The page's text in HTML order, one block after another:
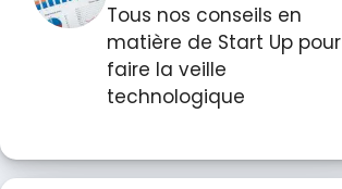
Tous nos conseils en
matière de Start Up pour
faire la veille
technologique